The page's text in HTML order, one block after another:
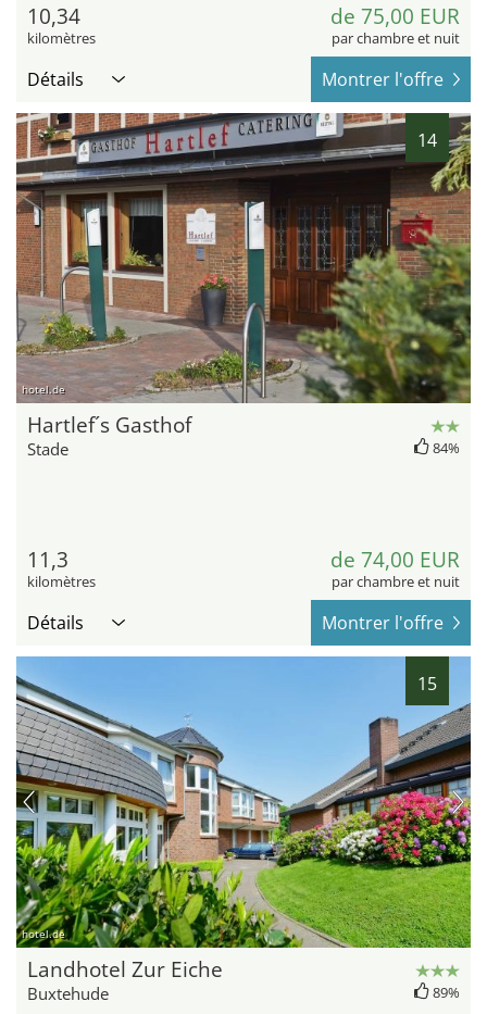
10,34
kilomètres
de 75,00 EUR
par chambre et nuit
Détails Montrer l'offre
14
hotel.de
Hartlef´s Gasthof
Stade 84%
11,3
kilomètres
de 74,00 EUR
par chambre et nuit
Détails Montrer l'offre
15
hotel.de
Landhotel Zur Eiche
Buxtehude 89%